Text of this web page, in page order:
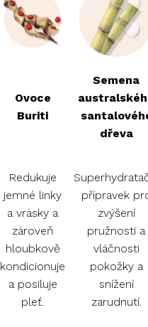
Ovoce
Buriti
Semena
dřeva
Redukuje
jemné linky
a vrásky a
zároveň
hloubkově
kondicionuje
a posiluje
pleť.
přípravek
zvýšení
pružnosti a
vláčnosti
pokožky a
snížení
zarudnutí.